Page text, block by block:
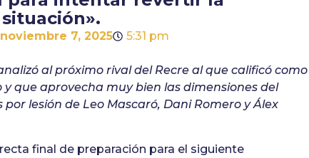
situación».
noviembre 7, 2025 5:31 pm
al próximo rival del Recre al que calificó como
que aprovecha muy bien las dimensiones del
lesión de Leo Mascaró, Dani Romero y Álex
final de preparación para el siguiente